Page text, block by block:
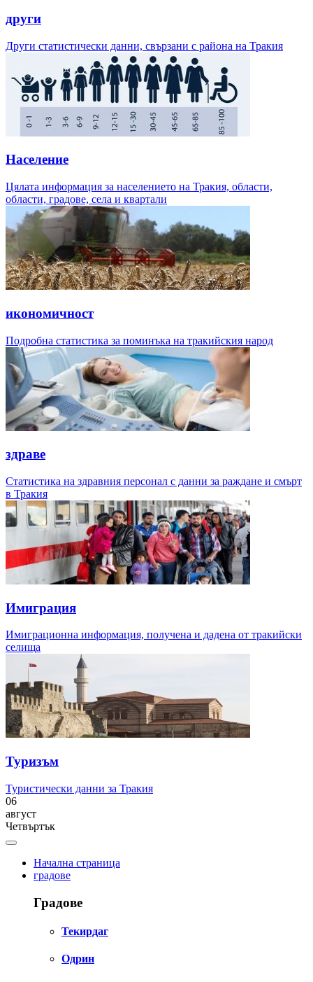
други
Други статистически данни, свързани с района на Тракия
Население
Цялата информация за населението на Тракия, области,
области, градове, села и квартали
икономичност
Подробна статистика за поминъка на тракийския народ
здраве
Статистика на здравния персонал с данни за раждане и смърт
в Тракия
Имиграция
Имиграционна информация, получена и дадена от тракийски
селища
Туризъм
Туристически данни за Тракия
06
август
Четвъртък
Начална страница
градове
Градове
Текирдаг
Одрин